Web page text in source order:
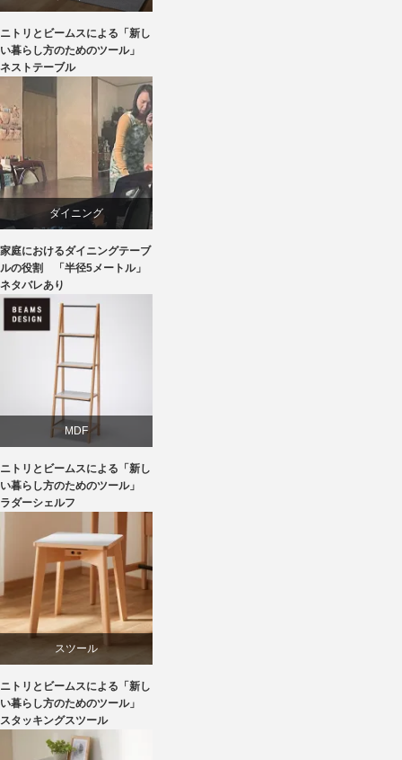
ニトリ
ブランディング
ライフスタイル
家具
ニトリとビームスによる「新し
い暮らし方のためのツール」
ネストテーブル
ダイニング
テーブル
ライフスタイル
椅子
家庭におけるダイニングテーブ
ルの役割 「半径5メートル」
ネタバレあり
MDF
ニトリ
ビーチ
ライフスタイル
家具
ニトリとビームスによる「新し
い暮らし方のためのツール」
ラダーシェルフ
スツール
ニトリ
ビーチ
ニトリとビームスによる「新し
い暮らし方のためのツール」
スタッキングスツール